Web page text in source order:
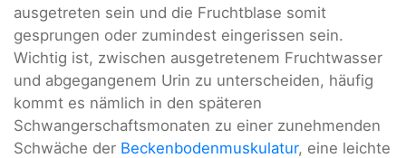
ausgetreten sein und die Fruchtblase somit
gesprungen oder zumindest eingerissen sein.
Wichtig ist, zwischen ausgetretenem Fruchtwasser
und abgegangenem Urin zu unterscheiden, häufig
kommt es nämlich in den späteren
Schwangerschaftsmonaten zu einer zunehmenden
Schwäche der Beckenbodenmuskulatur, eine leichte